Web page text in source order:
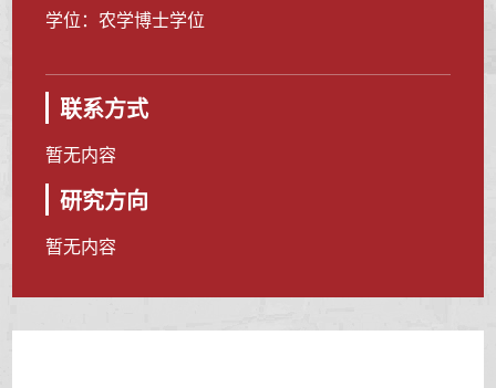
学位：农学博士学位
联系方式
暂无内容
研究方向
暂无内容